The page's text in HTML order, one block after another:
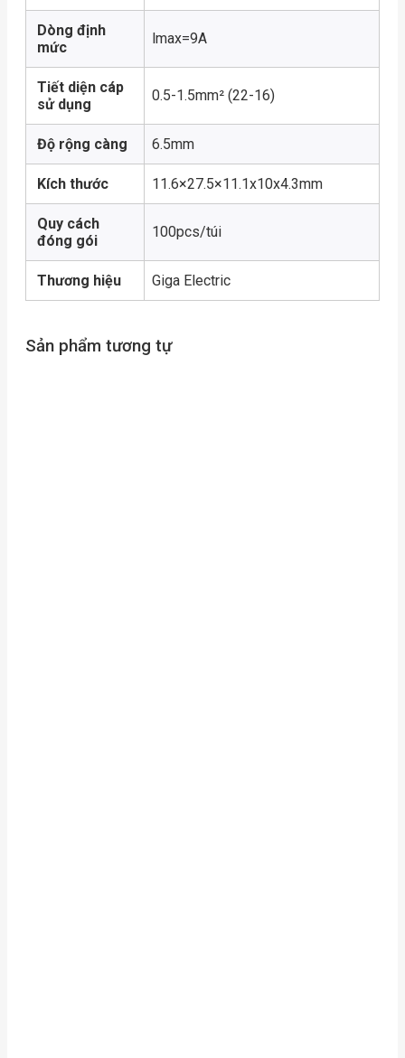
Dòng định
mức
lmax=9A
Tiết diện cáp
sử dụng
0.5-1.5mm² (22-16)
Độ rộng càng 6.5mm
Kích thước 11.6×27.5×11.1x10x4.3mm
Quy cách
đóng gói
100pcs/túi
Thương hiệu Giga Electric
Sản phẩm tương tự